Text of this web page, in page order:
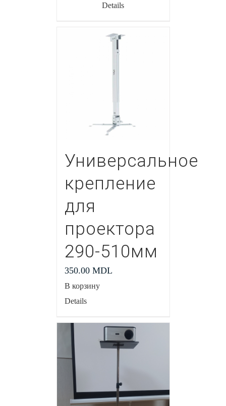
Details
Универсальное
крепление
для
проектора
290-510мм
350.00 MDL
В корзину
Details